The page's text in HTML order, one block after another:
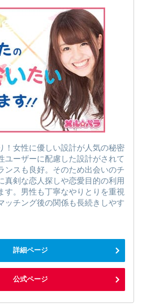
！女性に優しい設計が人気の秘密
ユーザーに配慮した設計がされて
ンスも良好。そのため出会いのチ
真剣な恋人探しや恋愛目的の利用
す。男性も丁寧なやりとりを重視
ッチング後の関係も長続きしやす
詳細ページ
公式ページ